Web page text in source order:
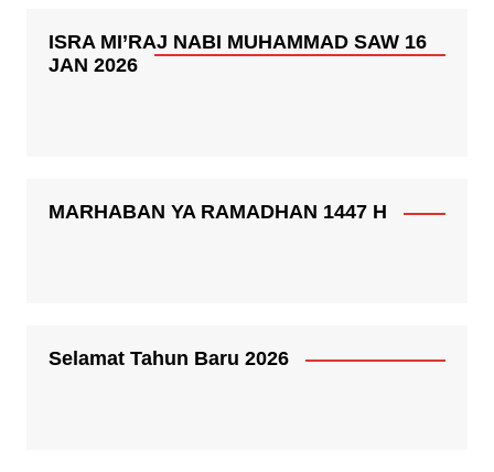
ISRA MI’RAJ NABI MUHAMMAD SAW 16
JAN 2026
MARHABAN YA RAMADHAN 1447 H
Selamat Tahun Baru 2026